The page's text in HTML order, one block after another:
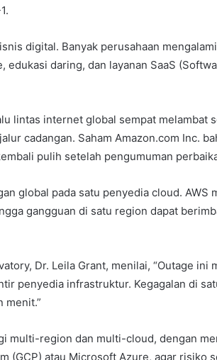
digital. Banyak perusahaan
daring, dan layanan SaaS
lintas internet global sempat melambat
cadangan. Saham Amazon.com Inc.
pulih setelah pengumuman
global pada satu penyedia cloud. AWS
gangguan di satu region dapat
Dr. Leila Grant, menilai, “Outage ini
penyedia infrastruktur. Kegagalan di
menit.”
multi-region dan multi-cloud, dengan
(GCP) atau Microsoft Azure, agar risiko